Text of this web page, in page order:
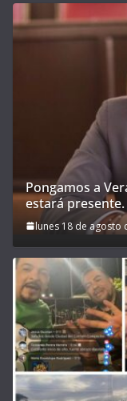
Pongamos a
estará presente.
lunes 18 de agosto